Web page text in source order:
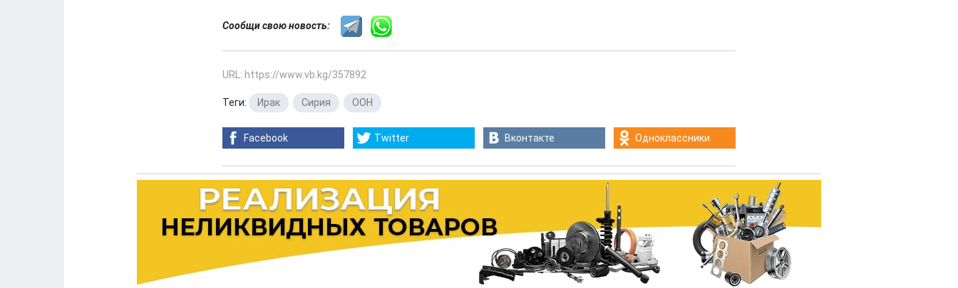
Сообщи свою новость:
URL: https://www.vb.kg/357892
Теги: Ирак Сирия ООН
Facebook Twitter Вконтакте Одноклассники